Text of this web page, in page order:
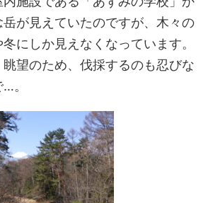
岳が見えていたのですが、木々の
にしか見えなくなっています。
望のため、伐採するのも忍びな
。